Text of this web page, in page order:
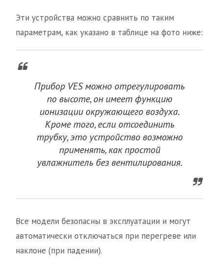
Эти устройства можно сравнить по таким
параметрам, как указано в таблице на фото ниже:
Прибор VES можно отрегулировать
по высоте, он имеет функцию
ионизации окружающего воздуха.
Кроме того, если отсоединить
трубку, это устройство возможно
применять, как простой
увлажнитель без вентилирования.
Все модели безопасны в эксплуатации и могут
автоматически отключаться при перегреве или
наклоне (при падении).